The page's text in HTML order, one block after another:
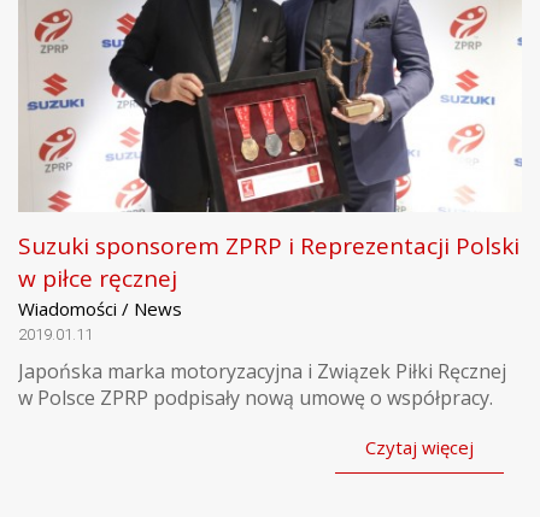
Suzuki sponsorem ZPRP i Reprezentacji Polski
w piłce ręcznej
Wiadomości / News
2019.01.11
Japońska marka motoryzacyjna i Związek Piłki Ręcznej
w Polsce ZPRP podpisały nową umowę o współpracy.
Czytaj więcej